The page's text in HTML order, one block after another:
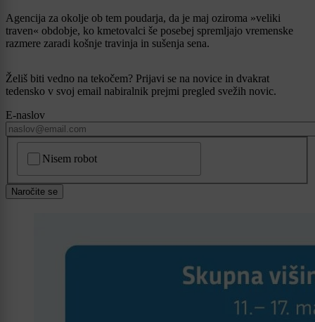
Agencija za okolje ob tem poudarja, da je maj oziroma »veliki
traven« obdobje, ko kmetovalci še posebej spremljajo vremenske
razmere zaradi košnje travinja in sušenja sena.
Želiš biti vedno na tekočem? Prijavi se na novice in dvakrat
tedensko v svoj email nabiralnik prejmi pregled svežih novic.
E-naslov
Nisem robot
Naročite se